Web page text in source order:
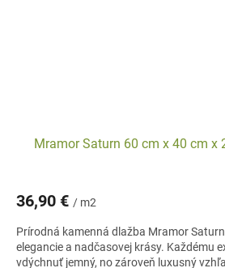
Mramor Saturn 60 cm x 40 cm x
36,90 € / m2
Prírodná kamenná dlažba Mramor
elegancie a nadčasovej krásy. Každému
vdýchnuť jemný, no zároveň luxusný